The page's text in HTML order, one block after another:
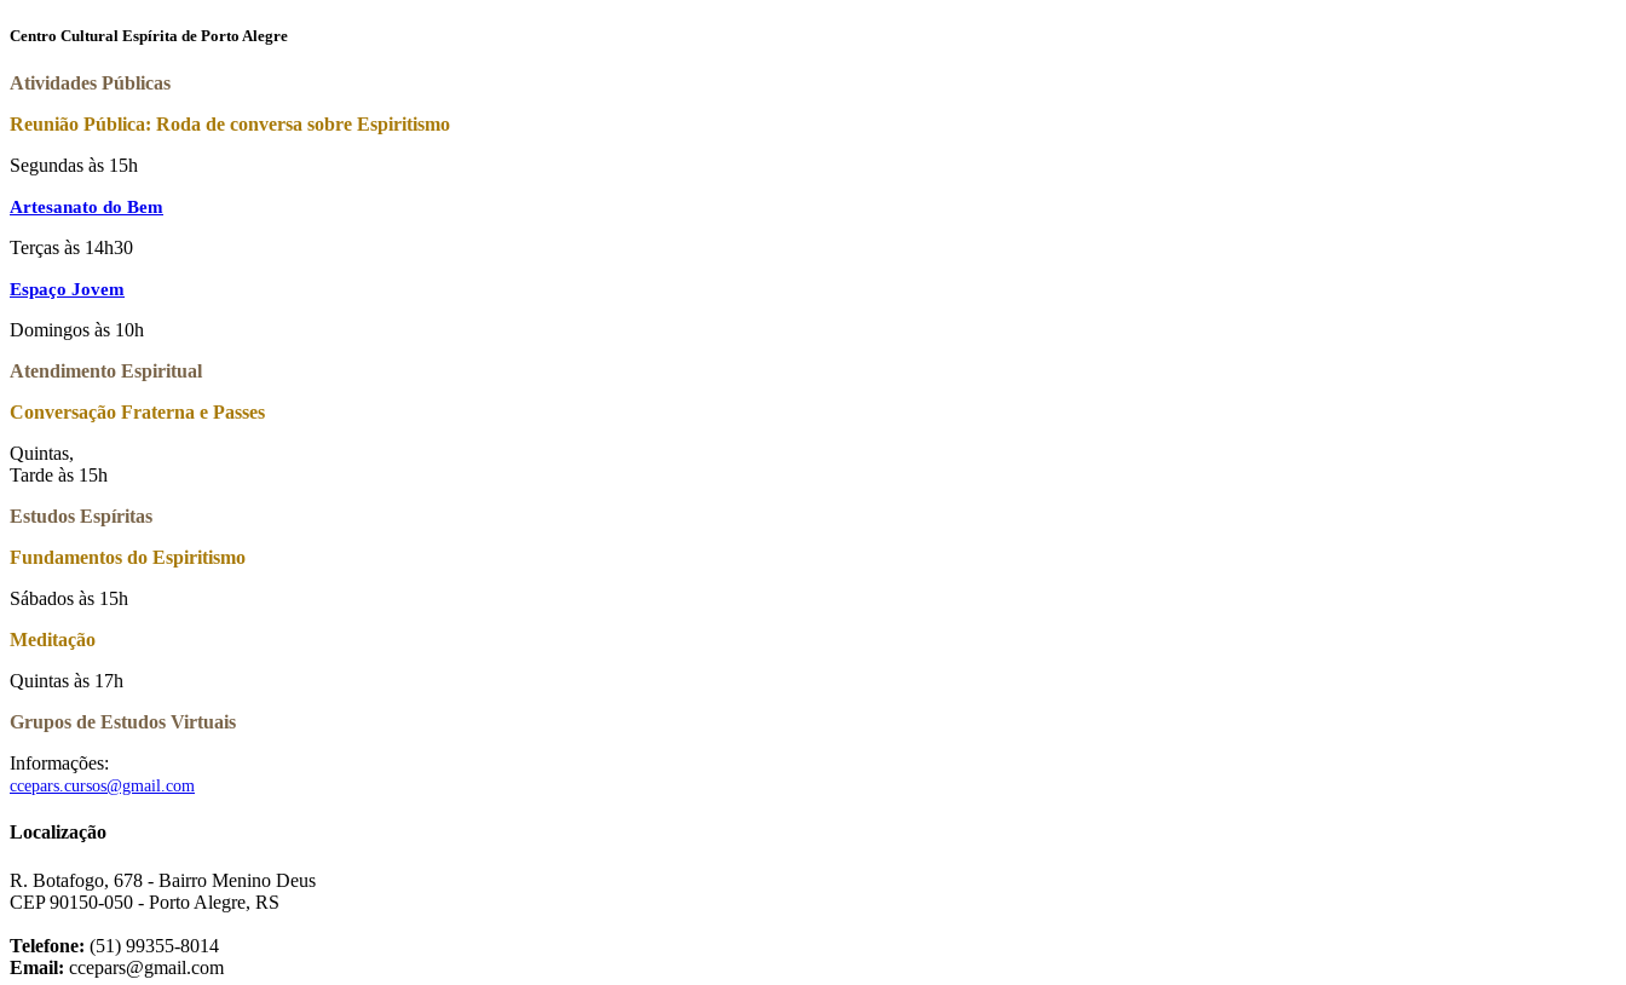
Centro Cultural Espírita de Porto Alegre
Atividades Públicas
Reunião Pública: Roda de conversa sobre Espiritismo
Segundas às 15h
Artesanato do Bem
Terças às 14h30
Espaço Jovem
Domingos às 10h
Atendimento Espiritual
Conversação Fraterna e Passes
Quintas,
Tarde às 15h
Estudos Espíritas
Fundamentos do Espiritismo
Sábados às 15h
Meditação
Quintas às 17h
Grupos de Estudos Virtuais
Informações:
ccepars.cursos@gmail.com
Localização
R. Botafogo, 678 - Bairro Menino Deus
CEP 90150-050 - Porto Alegre, RS
Telefone: (51) 99355-8014
Email: ccepars@gmail.com